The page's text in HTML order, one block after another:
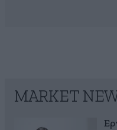
MARKET